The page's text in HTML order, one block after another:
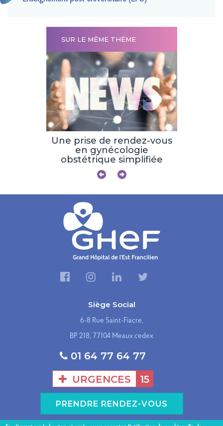
SUR LE MÊME THÈME
Une prise de rendez-vous
en gynécologie
obstétrique simplifiée
Siège Social
6-8 Rue Saint-Fiacre,
BP 218, 77104 Meaux cedex
01 64 77 64 77
URGENCES
15
PRENDRE RENDEZ-VOUS